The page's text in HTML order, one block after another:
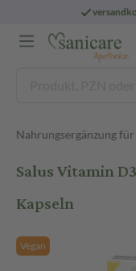
Nahrungsergänzung für
Salus Vitamin
Kapseln
Vegan